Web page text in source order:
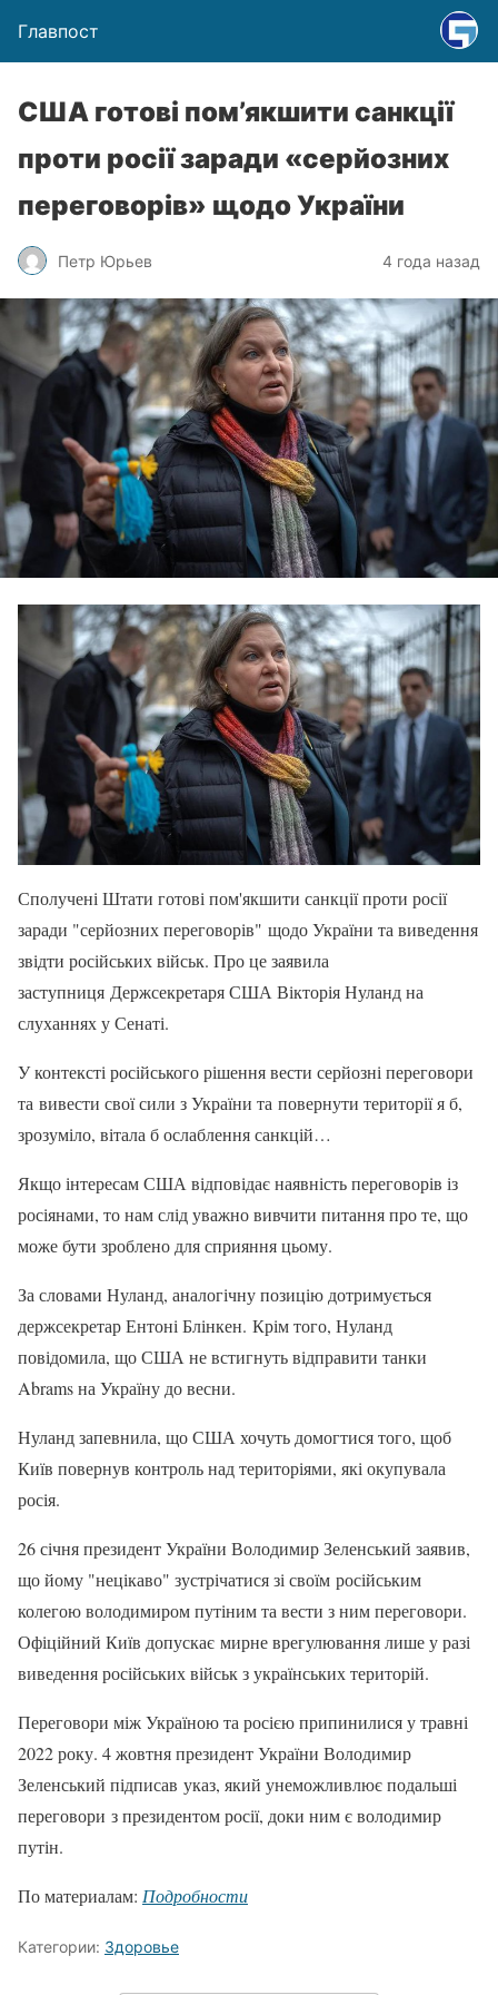
Главпост
США готові пом’якшити санкції
проти росії заради «серйозних
переговорів» щодо України
Петр Юрьев 4 года назад
Сполучені Штати готові пом'якшити санкції проти росії
заради "серйозних переговорів" щодо України та виведення
звідти російських військ. Про це заявила
заступниця Держсекретаря США Вікторія Нуланд на
слуханнях у Сенаті.
У контексті російського рішення вести серйозні переговори
та вивести свої сили з України та повернути території я б,
зрозуміло, вітала б ослаблення санкцій…
Якщо інтересам США відповідає наявність переговорів із
росіянами, то нам слід уважно вивчити питання про те, що
може бути зроблено для сприяння цьому.
За словами Нуланд, аналогічну позицію дотримується
держсекретар Ентоні Блінкен. Крім того, Нуланд
повідомила, що США не встигнуть відправити танки
Abrams на Україну до весни.
Нуланд запевнила, що США хочуть домогтися того, щоб
Київ повернув контроль над територіями, які окупувала
росія.
26 січня президент України Володимир Зеленський заявив,
що йому "нецікаво" зустрічатися зі своїм російським
колегою володимиром путіним та вести з ним переговори.
Офіційний Київ допускає мирне врегулювання лише у разі
виведення російських військ з українських територій.
Переговори між Україною та росією припинилися у травні
2022 року. 4 жовтня президент України Володимир
Зеленський підписав указ, який унеможливлює подальші
переговори з президентом росії, доки ним є володимир
путін.
По материалам: Подробности
Категории: Здоровье